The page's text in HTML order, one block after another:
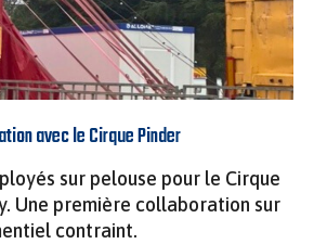
avec le Cirque Pinder
sur pelouse pour le Cirque
Une première collaboration sur
contraint.